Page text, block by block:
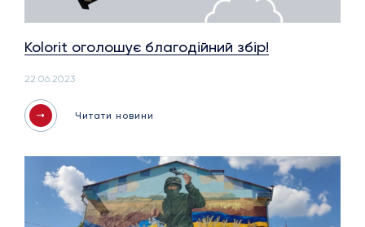
Kolorit оголошує благодійний збір!
22.06.2023
Читати новини